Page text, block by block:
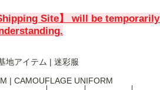
Site】 will be
地アイテム | 迷彩服
| CAMOUFLAGE UNIFORM